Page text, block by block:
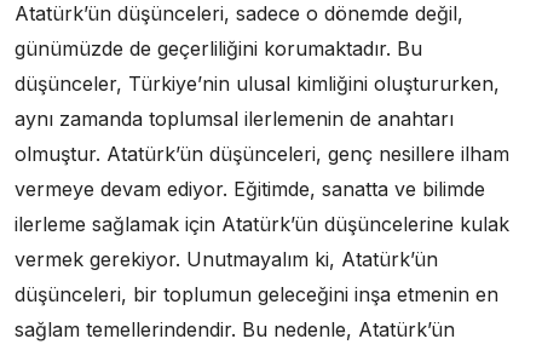
Atatürk’ün düşünceleri, sadece o dönemde değil,
günümüzde de geçerliliğini korumaktadır. Bu
düşünceler, Türkiye’nin ulusal kimliğini oluştururken,
aynı zamanda toplumsal ilerlemenin de anahtarı
olmuştur. Atatürk’ün düşünceleri, genç nesillere ilham
vermeye devam ediyor. Eğitimde, sanatta ve bilimde
ilerleme sağlamak için Atatürk’ün düşüncelerine kulak
vermek gerekiyor. Unutmayalım ki, Atatürk’ün
düşünceleri, bir toplumun geleceğini inşa etmenin en
sağlam temellerindendir. Bu nedenle, Atatürk’ün